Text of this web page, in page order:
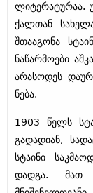
ლიტერატურაა.
ქალთან
შთააგონა
ნაწარმოები
არასოდეს
ნება.
1903 წელს
გადადიან,
სტაინი
დადგა. მათ